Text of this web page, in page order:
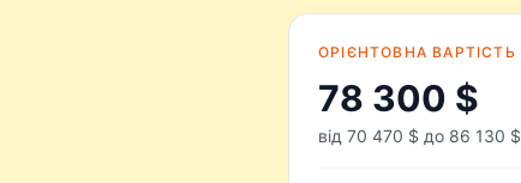
ОРІЄНТОВНА ВАРТІСТЬ
78 300 $
від 70 470 $ до 86 130 $